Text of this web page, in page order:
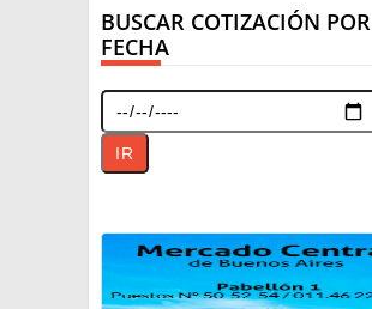
BUSCAR COTIZACIÓN POR
FECHA
IR